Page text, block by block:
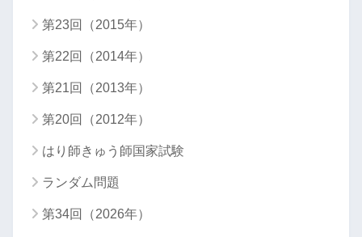
第23回（2015年）
第22回（2014年）
第21回（2013年）
第20回（2012年）
はり師きゅう師国家試験
ランダム問題
第34回（2026年）